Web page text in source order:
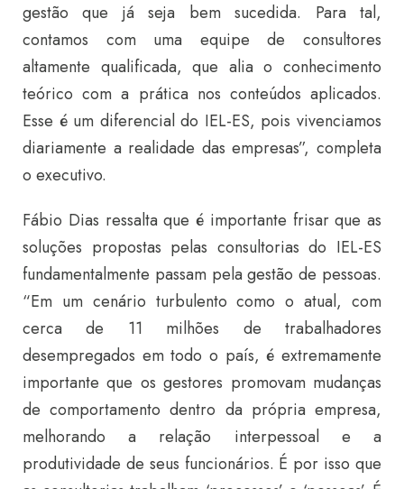
gestão que já seja bem sucedida. Para tal,
contamos com uma equipe de consultores
altamente qualificada, que alia o conhecimento
teórico com a prática nos conteúdos aplicados.
Esse é um diferencial do IEL-ES, pois vivenciamos
diariamente a realidade das empresas”, completa
o executivo.
Fábio Dias ressalta que é importante frisar que as
soluções propostas pelas consultorias do IEL-ES
fundamentalmente passam pela gestão de pessoas.
“Em um cenário turbulento como o atual, com
cerca de 11 milhões de trabalhadores
desempregados em todo o país, é extremamente
importante que os gestores promovam mudanças
de comportamento dentro da própria empresa,
melhorando a relação interpessoal e a
produtividade de seus funcionários. É por isso que